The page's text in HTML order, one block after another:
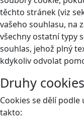
těchto stránek (viz
vašeho souhlasu, na
všechny ostatní typy
souhlas, jehož plný
kdykoliv odvolat
Druhy cookies
Cookies se dělí podle
takto: